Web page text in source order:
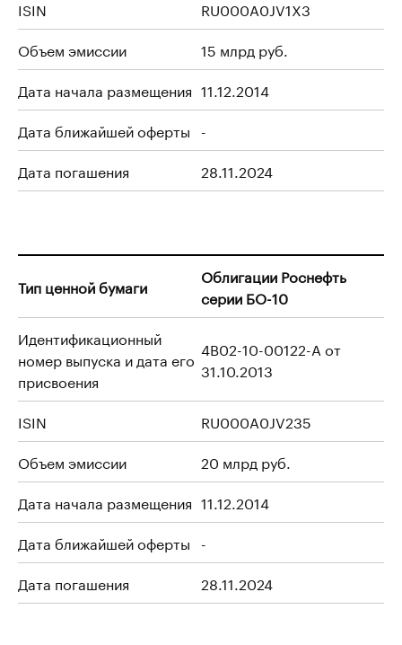
ISIN
RU000A0JV1X3
Объем эмиссии
15 млрд руб.
Дата начала размещения 11.12.2014
Дата ближайшей оферты -
Дата погашения
28.11.2024
Тип ценной бумаги
Облигации Роснефть
серии БО-10
Идентификационный
номер выпуска и дата его
присвоения
4B02-10-00122-A от
31.10.2013
ISIN
RU000A0JV235
Объем эмиссии
20 млрд руб.
Дата начала размещения 11.12.2014
Дата ближайшей оферты -
Дата погашения
28.11.2024